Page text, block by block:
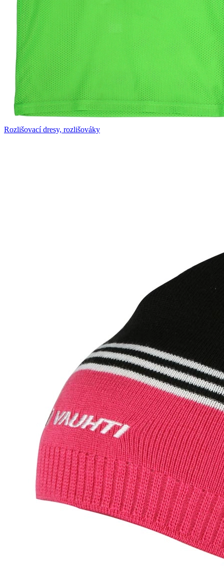
Rozlišovací dresy, rozlišováky